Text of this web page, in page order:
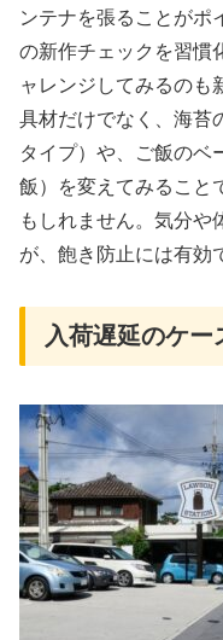
ンテナを張ることがポ
の新作チェックを習慣
ャレンジしてみるのも
具材だけでなく、海苔
タイプ）や、ご飯のベ
飯）を変えてみること
もしれません。気分や
が、飽き防止には有効
入荷遅延のケー